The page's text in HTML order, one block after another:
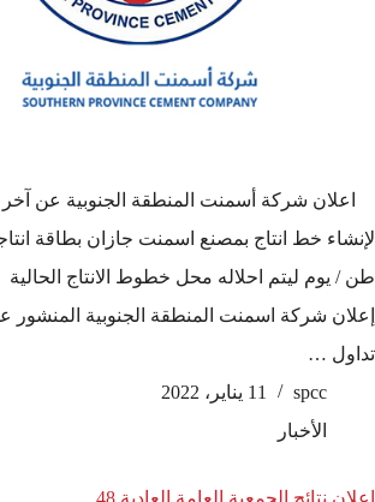
اعلان شركة أسمنت المنطقة الجنوبية عن آخر
طن / يوم ليتم احلاله محل خطوط الانتاج
إعلان شركة اسمنت المنطقة الجنوبية المنشور
تداول …
spcc
11 يناير، 2022
الأخبار